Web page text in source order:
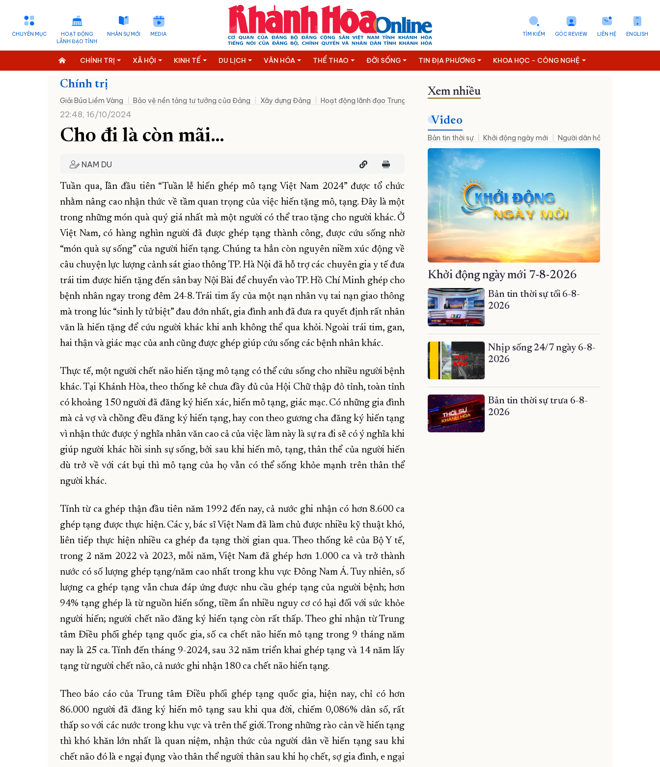
CHUYÊN MỤC
HOẠT ĐỘNG
LÃNH ĐẠO TỈNH
NHÂN SỰ MỚI MEDIA ENGLISH
LIÊN HỆ
GÓC REVIEW
TÌM KIẾM
CHÍNH TRỊ XÃ HỘI KINH TẾ DU LỊCH VĂN HÓA THỂ THAO ĐỜI SỐNG TIN ĐỊA PHƯƠNG KHOA HỌC - CÔNG NGHỆ
Chính trị
Giải Búa Liềm Vàng Bảo vệ nền tảng tư tưởng của Đảng Xây dựng Đảng Hoạt động lãnh đạo Trung ương Nhân sự mới
22:48, 16/10/2024
Cho đi là còn mãi…
NAM DU
Tuần qua, lần đầu tiên “Tuần lễ hiến ghép mô tạng Việt Nam 2024” được tổ chức
nhằm nâng cao nhận thức về tầm quan trọng của việc hiến tặng mô, tạng. Đây là một
trong những món quà quý giá nhất mà một người có thể trao tặng cho người khác. Ở
Việt Nam, có hàng nghìn người đã được ghép tạng thành công, được cứu sống nhờ
“món quà sự sống” của người hiến tạng. Chúng ta hẳn còn nguyên niềm xúc động về
câu chuyện lực lượng cảnh sát giao thông TP. Hà Nội đã hỗ trợ các chuyên gia y tế đưa
trái tim được hiến tặng đến sân bay Nội Bài để chuyển vào TP. Hồ Chí Minh ghép cho
bệnh nhân ngay trong đêm 24-8. Trái tim ấy của một nạn nhân vụ tai nạn giao thông
mà trong lúc “sinh ly tử biệt” đau đớn nhất, gia đình anh đã đưa ra quyết định rất nhân
văn là hiến tặng để cứu người khác khi anh không thể qua khỏi. Ngoài trái tim, gan,
hai thận và giác mạc của anh cũng được ghép giúp cứu sống các bệnh nhân khác.
Thực tế, một người chết não hiến tặng mô tạng có thể cứu sống cho nhiều người bệnh
khác. Tại Khánh Hòa, theo thống kê chưa đầy đủ của Hội Chữ thập đỏ tỉnh, toàn tỉnh
có khoảng 150 người đã đăng ký hiến xác, hiến mô tạng, giác mạc. Có những gia đình
mà cả vợ và chồng đều đăng ký hiến tạng, hay con theo gương cha đăng ký hiến tạng
vì nhận thức được ý nghĩa nhân văn cao cả của việc làm này là sự ra đi sẽ có ý nghĩa khi
giúp người khác hồi sinh sự sống, bởi sau khi hiến mô, tạng, thân thể của người hiến
dù trở về với cát bụi thì mô tạng của họ vẫn có thể sống khỏe mạnh trên thân thể
người khác.
Tính từ ca ghép thận đầu tiên năm 1992 đến nay, cả nước ghi nhận có hơn 8.600 ca
ghép tạng được thực hiện. Các y, bác sĩ Việt Nam đã làm chủ được nhiều kỹ thuật khó,
liên tiếp thực hiện nhiều ca ghép đa tạng thời gian qua. Theo thống kê của Bộ Y tế,
trong 2 năm 2022 và 2023, mỗi năm, Việt Nam đã ghép hơn 1.000 ca và trở thành
nước có số lượng ghép tạng/năm cao nhất trong khu vực Đông Nam Á. Tuy nhiên, số
lượng ca ghép tạng vẫn chưa đáp ứng được nhu cầu ghép tạng của người bệnh; hơn
94% tạng ghép là từ nguồn hiến sống, tiềm ẩn nhiều nguy cơ có hại đối với sức khỏe
người hiến; người chết não đăng ký hiến tạng còn rất thấp. Theo ghi nhận từ Trung
tâm Điều phối ghép tạng quốc gia, số ca chết não hiến mô tạng trong 9 tháng năm
nay là 25 ca. Tính đến tháng 9-2024, sau 32 năm triển khai ghép tạng và 14 năm lấy
tạng từ người chết não, cả nước ghi nhận 180 ca chết não hiến tạng.
Theo báo cáo của Trung tâm Điều phối ghép tạng quốc gia, hiện nay, chỉ có hơn
86.000 người đã đăng ký hiến mô tạng sau khi qua đời, chiếm 0,086% dân số, rất
thấp so với các nước trong khu vực và trên thế giới. Trong những rào cản về hiến tạng
thì khó khăn lớn nhất là quan niệm, nhận thức của người dân về hiến tạng sau khi
chết não đó là e ngại đụng vào thân thể người thân sau khi họ chết, sợ gia đình, e ngại
Xem nhiều
Video
Bản tin thời sự Khởi động ngày mới Người dân hỏi – Cơ quan nhà
Khởi động ngày mới 7-8-2026
Bản tin thời sự tối 6-8-
2026
Nhịp sống 24/7 ngày 6-8-
2026
Bản tin thời sự trưa 6-8-
2026